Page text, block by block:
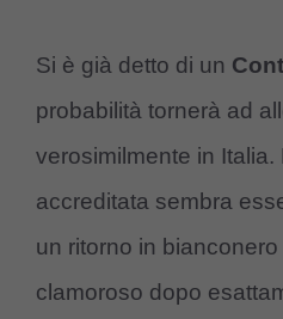
Si è già detto di un
probabilità tornerà ad
verosimilmente in Italia.
accreditata sembra
un ritorno in
clamoroso dopo